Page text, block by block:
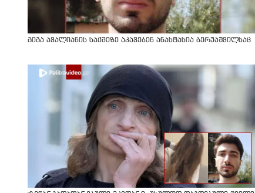
გიგა ავალიანის საქმეზე აკავებენ ანასტასია ბერუაშვილსაც